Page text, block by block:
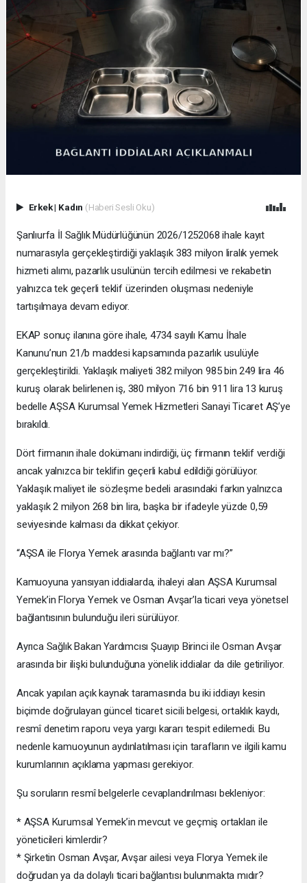
Erkek| Kadın (Haberi Sesli Oku)
Şanlıurfa İl Sağlık Müdürlüğünün 2026/1252068 ihale kayıt
numarasıyla gerçekleştirdiği yaklaşık 383 milyon liralık yemek
hizmeti alımı, pazarlık usulünün tercih edilmesi ve rekabetin
yalnızca tek geçerli teklif üzerinden oluşması nedeniyle
tartışılmaya devam ediyor.
EKAP sonuç ilanına göre ihale, 4734 sayılı Kamu İhale
Kanunu’nun 21/b maddesi kapsamında pazarlık usulüyle
gerçekleştirildi. Yaklaşık maliyeti 382 milyon 985 bin 249 lira 46
kuruş olarak belirlenen iş, 380 milyon 716 bin 911 lira 13 kuruş
bedelle AŞSA Kurumsal Yemek Hizmetleri Sanayi Ticaret AŞ’ye
bırakıldı.
Dört firmanın ihale dokümanı indirdiği, üç firmanın teklif verdiği
ancak yalnızca bir teklifin geçerli kabul edildiği görülüyor.
Yaklaşık maliyet ile sözleşme bedeli arasındaki farkın yalnızca
yaklaşık 2 milyon 268 bin lira, başka bir ifadeyle yüzde 0,59
seviyesinde kalması da dikkat çekiyor.
“AŞSA ile Florya Yemek arasında bağlantı var mı?”
Kamuoyuna yansıyan iddialarda, ihaleyi alan AŞSA Kurumsal
Yemek’in Florya Yemek ve Osman Avşar’la ticari veya yönetsel
bağlantısının bulunduğu ileri sürülüyor.
Ayrıca Sağlık Bakan Yardımcısı Şuayıp Birinci ile Osman Avşar
arasında bir ilişki bulunduğuna yönelik iddialar da dile getiriliyor.
Ancak yapılan açık kaynak taramasında bu iki iddiayı kesin
biçimde doğrulayan güncel ticaret sicili belgesi, ortaklık kaydı,
resmî denetim raporu veya yargı kararı tespit edilemedi. Bu
nedenle kamuoyunun aydınlatılması için tarafların ve ilgili kamu
kurumlarının açıklama yapması gerekiyor.
Şu soruların resmî belgelerle cevaplandırılması bekleniyor:
* AŞSA Kurumsal Yemek’in mevcut ve geçmiş ortakları ile
yöneticileri kimlerdir?
* Şirketin Osman Avşar, Avşar ailesi veya Florya Yemek ile
doğrudan ya da dolaylı ticari bağlantısı bulunmakta mıdır?